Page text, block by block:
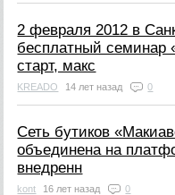
2 февраля 2012 в
бесплатный семинар
старт, макс
KREADO 14 лет назад 0
Сеть бутиков
объединена на
внедренн
kont 16 лет назад 0